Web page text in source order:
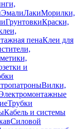
ЭмалиЛакиМорилки,
ГрунтовкиКраски,
пенаКлеи для
и
Вилки,
Трубки
Кабель и системы
Силовой